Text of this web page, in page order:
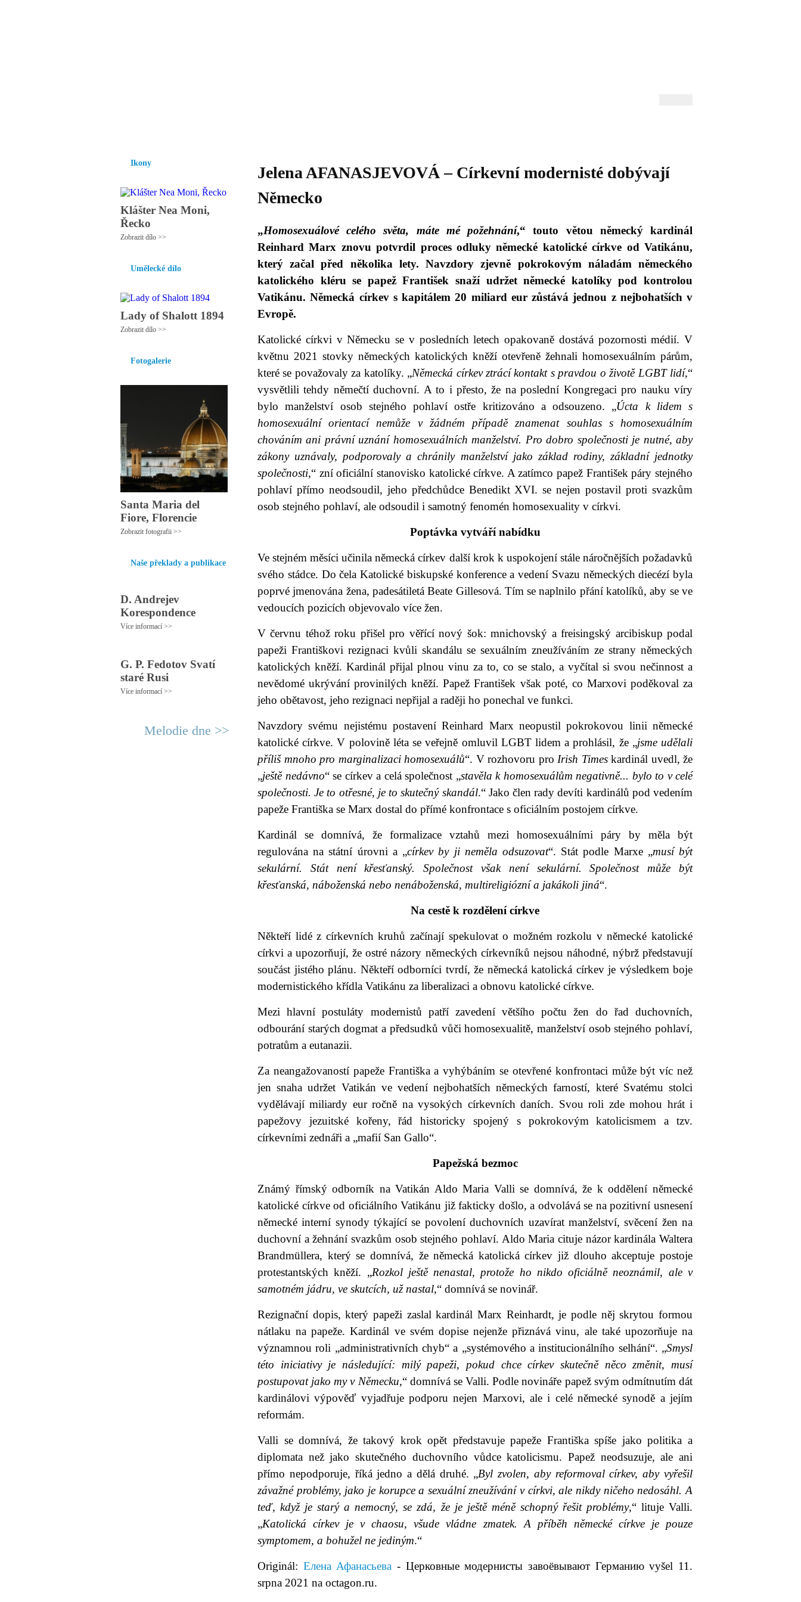
Ikony
Klášter Nea Moni,
Řecko
Zobrazit dílo >>
Umělecké dílo
Lady of Shalott 1894
Zobrazit dílo >>
Fotogalerie
Santa Maria del
Fiore, Florencie
Zobrazit fotografii >>
Naše překlady a publikace
D. Andrejev
Korespondence
Více informací >>
G. P. Fedotov Svatí
staré Rusi
Více informací >>
Melodie dne >>
Jelena AFANASJEVOVÁ – Církevní modernisté dobývají
Německo
„Homosexuálové celého světa, máte mé požehnání,“ touto větou německý kardinál
Reinhard Marx znovu potvrdil proces odluky německé katolické církve od Vatikánu,
který začal před několika lety. Navzdory zjevně pokrokovým náladám německého
katolického kléru se papež František snaží udržet německé katolíky pod kontrolou
Vatikánu. Německá církev s kapitálem 20 miliard eur zůstává jednou z nejbohatších v
Evropě.
Katolické církvi v Německu se v posledních letech opakovaně dostává pozornosti médií. V
květnu 2021 stovky německých katolických kněží otevřeně žehnali homosexuálním párům,
které se považovaly za katolíky. „Německá církev ztrácí kontakt s pravdou o životě LGBT lidí,“
vysvětlili tehdy němečtí duchovní. A to i přesto, že na poslední Kongregaci pro nauku víry
bylo manželství osob stejného pohlaví ostře kritizováno a odsouzeno. „Úcta k lidem s
homosexuální orientací nemůže v žádném případě znamenat souhlas s homosexuálním
chováním ani právní uznání homosexuálních manželství. Pro dobro společnosti je nutné, aby
zákony uznávaly, podporovaly a chránily manželství jako základ rodiny, základní jednotky
společnosti,“ zní oficiální stanovisko katolické církve. A zatímco papež František páry stejného
pohlaví přímo neodsoudil, jeho předchůdce Benedikt XVI. se nejen postavil proti svazkům
osob stejného pohlaví, ale odsoudil i samotný fenomén homosexuality v církvi.
Poptávka vytváří nabídku
Ve stejném měsíci učinila německá církev další krok k uspokojení stále náročnějších požadavků
svého stádce. Do čela Katolické biskupské konference a vedení Svazu německých diecézí byla
poprvé jmenována žena, padesátiletá Beate Gillesová. Tím se naplnilo přání katolíků, aby se ve
vedoucích pozicích objevovalo více žen.
V červnu téhož roku přišel pro věřící nový šok: mnichovský a freisingský arcibiskup podal
papeži Františkovi rezignaci kvůli skandálu se sexuálním zneužíváním ze strany německých
katolických kněží. Kardinál přijal plnou vinu za to, co se stalo, a vyčítal si svou nečinnost a
nevědomé ukrývání provinilých kněží. Papež František však poté, co Marxovi poděkoval za
jeho obětavost, jeho rezignaci nepřijal a raději ho ponechal ve funkci.
Navzdory svému nejistému postavení Reinhard Marx neopustil pokrokovou linii německé
katolické církve. V polovině léta se veřejně omluvil LGBT lidem a prohlásil, že „jsme udělali
příliš mnoho pro marginalizaci homosexuálů“. V rozhovoru pro Irish Timeskardinál uvedl, že
„ještě nedávno“ se církev a celá společnost „stavěla k homosexuálům negativně... bylo to v celé
společnosti. Je to otřesné, je to skutečný skandál.“ Jako člen rady devíti kardinálů pod vedením
papeže Františka se Marx dostal do přímé konfrontace s oficiálním postojem církve.
Kardinál se domnívá, že formalizace vztahů mezi homosexuálními páry by měla být
regulována na státní úrovni a „církev by ji neměla odsuzovat“. Stát podle Marxe „musí být
sekulární. Stát není křesťanský. Společnost však není sekulární. Společnost může být
křesťanská, náboženská nebo nenáboženská, multireligiózní a jakákoli jiná“.
Na cestě k rozdělení církve
Někteří lidé z církevních kruhů začínají spekulovat o možném rozkolu v německé katolické
církvi a upozorňují, že ostré názory německých církevníků nejsou náhodné, nýbrž představují
součást jistého plánu. Někteří odborníci tvrdí, že německá katolická církev je výsledkem boje
modernistického křídla Vatikánu za liberalizaci a obnovu katolické církve.
Mezi hlavní postuláty modernistů patří zavedení většího počtu žen do řad duchovních,
odbourání starých dogmat a předsudků vůči homosexualitě, manželství osob stejného pohlaví,
potratům a eutanazii.
Za neangažovaností papeže Františka a vyhýbáním se otevřené konfrontaci může být víc než
jen snaha udržet Vatikán ve vedení nejbohatších německých farností, které Svatému stolci
vydělávají miliardy eur ročně na vysokých církevních daních. Svou roli zde mohou hrát i
papežovy jezuitské kořeny, řád historicky spojený s pokrokovým katolicismem a tzv.
církevními zednáři a „mafií San Gallo“.
Papežská bezmoc
Známý římský odborník na Vatikán Aldo Maria Valli se domnívá, že k oddělení německé
katolické církve od oficiálního Vatikánu již fakticky došlo, a odvolává se na pozitivní usnesení
německé interní synody týkající se povolení duchovních uzavírat manželství, svěcení žen na
duchovní a žehnání svazkům osob stejného pohlaví. Aldo Maria cituje názor kardinála Waltera
Brandmüllera, který se domnívá, že německá katolická církev již dlouho akceptuje postoje
protestantských kněží. „Rozkol ještě nenastal, protože ho nikdo oficiálně neoznámil, ale v
samotném jádru, ve skutcích, už nastal,“ domnívá se novinář.
Rezignační dopis, který papeži zaslal kardinál Marx Reinhardt, je podle něj skrytou formou
nátlaku na papeže. Kardinál ve svém dopise nejenže přiznává vinu, ale také upozorňuje na
významnou roli „administrativních chyb“ a „systémového a institucionálního selhání“. „Smysl
této iniciativy je následující: milý papeži, pokud chce církev skutečně něco změnit, musí
postupovat jako my v Německu,“ domnívá se Valli. Podle novináře papež svým odmítnutím dát
kardinálovi výpověď vyjadřuje podporu nejen Marxovi, ale i celé německé synodě a jejím
reformám.
Valli se domnívá, že takový krok opět představuje papeže Františka spíše jako politika a
diplomata než jako skutečného duchovního vůdce katolicismu. Papež neodsuzuje, ale ani
přímo nepodporuje, říká jedno a dělá druhé. „Byl zvolen, aby reformoval církev, aby vyřešil
závažné problémy, jako je korupce a sexuální zneužívání v církvi, ale nikdy ničeho nedosáhl. A
teď, když je starý a nemocný, se zdá, že je ještě méně schopný řešit problémy,“ lituje Valli.
„Katolická církev je v chaosu, všude vládne zmatek. A příběh německé církve je pouze
symptomem, a bohužel ne jediným.“
Originál: Елена Афанасьева - Церковные модернисты завоёвывают Германию vyšel 11.
srpna 2021 na octagon.ru.